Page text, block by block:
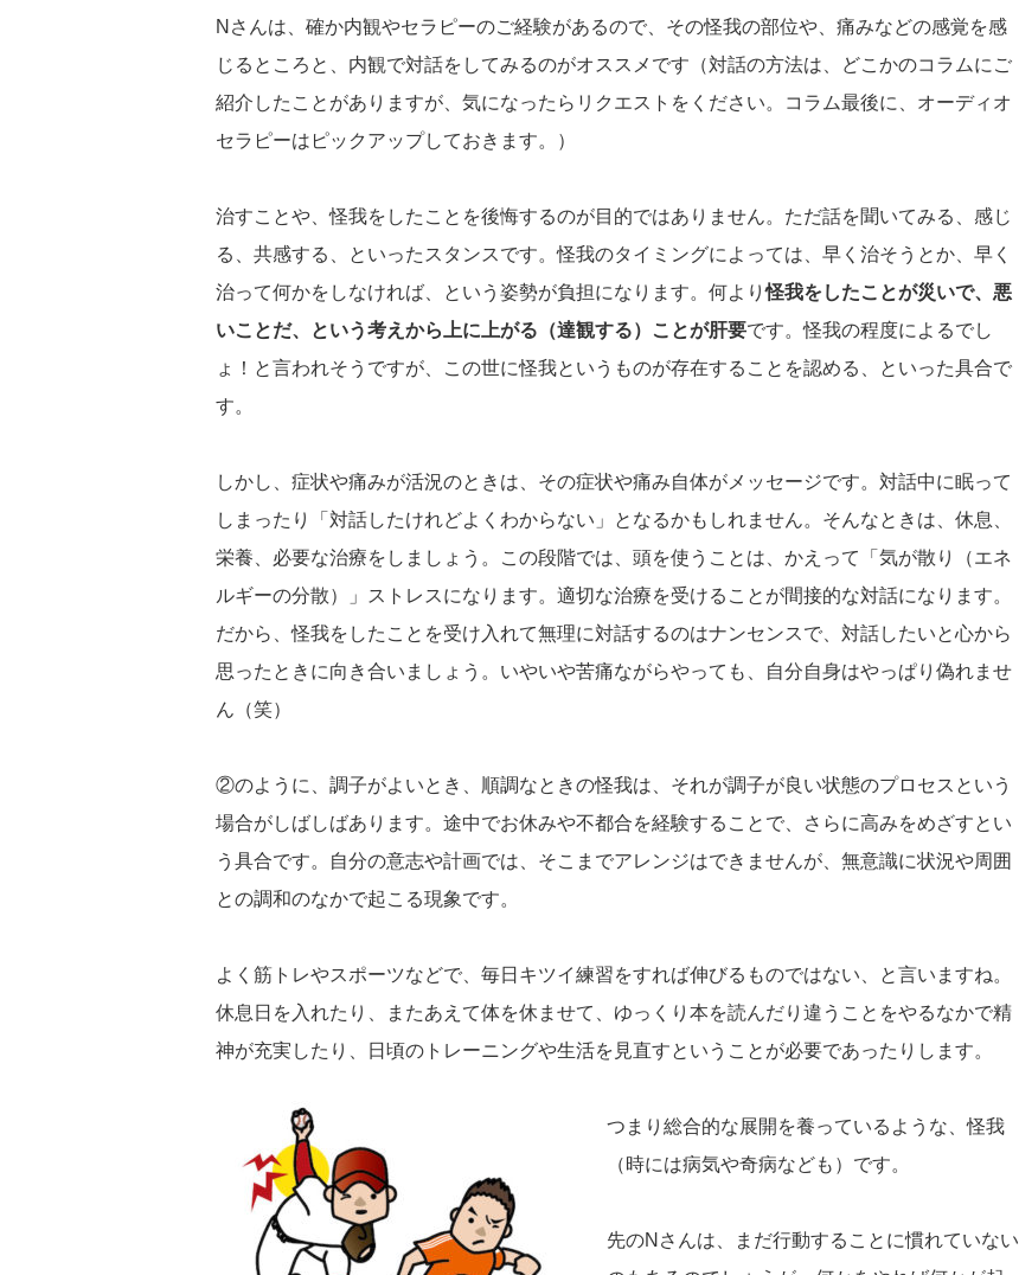
Nさんは、確か内観やセラピーのご経験があるので、その怪我の部位や、痛みなどの感覚を感
じるところと、内観で対話をしてみるのがオススメです（対話の方法は、どこかのコラムにご
紹介したことがありますが、気になったらリクエストをください。コラム最後に、オーディオ
セラピーはピックアップしておきます。）
治すことや、怪我をしたことを後悔するのが目的ではありません。ただ話を聞いてみる、感じ
る、共感する、といったスタンスです。怪我のタイミングによっては、早く治そうとか、早く
治って何かをしなければ、という姿勢が負担になります。何より怪我をしたことが災いで、悪
いことだ、という考えから上に上がる（達観する）ことが肝要です。怪我の程度によるでし
ょ！と言われそうですが、この世に怪我というものが存在することを認める、といった具合で
す。
しかし、症状や痛みが活況のときは、その症状や痛み自体がメッセージです。対話中に眠って
しまったり「対話したけれどよくわからない」となるかもしれません。そんなときは、休息、
栄養、必要な治療をしましょう。この段階では、頭を使うことは、かえって「気が散り（エネ
ルギーの分散）」ストレスになります。適切な治療を受けることが間接的な対話になります。
だから、怪我をしたことを受け入れて無理に対話するのはナンセンスで、対話したいと心から
思ったときに向き合いましょう。いやいや苦痛ながらやっても、自分自身はやっぱり偽れませ
ん（笑）
②のように、調子がよいとき、順調なときの怪我は、それが調子が良い状態のプロセスという
場合がしばしばあります。途中でお休みや不都合を経験することで、さらに高みをめざすとい
う具合です。自分の意志や計画では、そこまでアレンジはできませんが、無意識に状況や周囲
との調和のなかで起こる現象です。
よく筋トレやスポーツなどで、毎日キツイ練習をすれば伸びるものではない、と言いますね。
休息日を入れたり、またあえて体を休ませて、ゆっくり本を読んだり違うことをやるなかで精
神が充実したり、日頃のトレーニングや生活を見直すということが必要であったりします。
つまり総合的な展開を養っているような、怪我
（時には病気や奇病なども）です。
先のNさんは、まだ行動することに慣れていない